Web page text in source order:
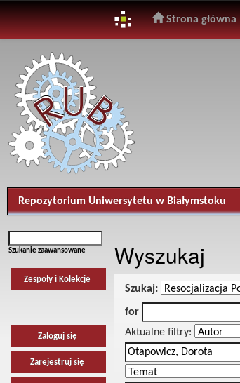
navigation
Strona główna
Repozytorium Uniwersytetu w Białymstoku
Szukanie zaawansowane
Zespoły i Kolekcje
Zaloguj się
Zarejestruj się
Wyszukaj
Szukaj:
for
Aktualne filtry: